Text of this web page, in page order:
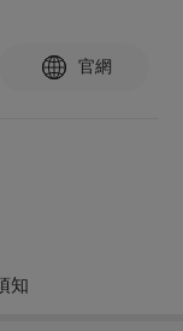
官網
知